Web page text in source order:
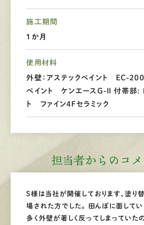
施工期間
1か月
使用材料
外壁：アステックペイント EC-
ペイント ケンエースＧ-Ⅱ 付帯部:
ト ファイン4Fセラミック
担当者からのコメ
Ｓ様は当社が開催しております、塗り
場された方でした。 田んぼに面してい
多く外壁が著しく反ってしまっていた